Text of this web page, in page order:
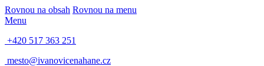
Rovnou na obsah Rovnou na menu
Menu
+420 517 363 251
mesto@ivanovicenahane.cz